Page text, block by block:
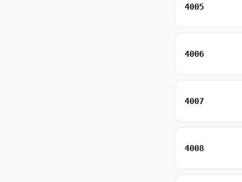
4005
4006
4007
4008